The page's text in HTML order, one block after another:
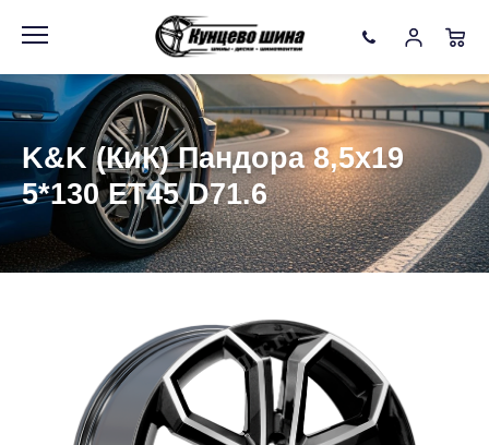
K&K (КиК) Пандора 8,5x19
5*130 ET45 D71.6
Информация Фото товара